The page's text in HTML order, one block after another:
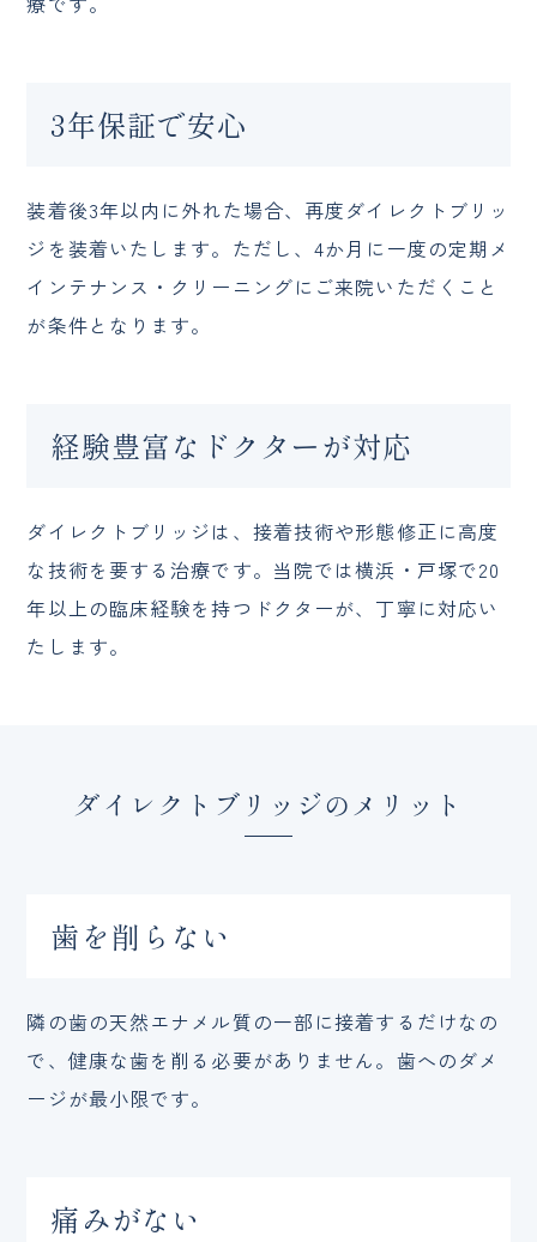
3年保証で安心
装着後3年以内に外れた場合、再度ダイレクトブリッ
ジを装着いたします。ただし、4か月に一度の定期メ
インテナンス・クリーニングにご来院いただくこと
が条件となります。
経験豊富なドクターが対応
ダイレクトブリッジは、接着技術や形態修正に高度
な技術を要する治療です。当院では横浜・戸塚で20
年以上の臨床経験を持つドクターが、丁寧に対応い
たします。
ダイレクトブリッジのメリット
歯を削らない
隣の歯の天然エナメル質の一部に接着するだけなの
で、健康な歯を削る必要がありません。歯へのダメ
ージが最小限です。
痛みがない